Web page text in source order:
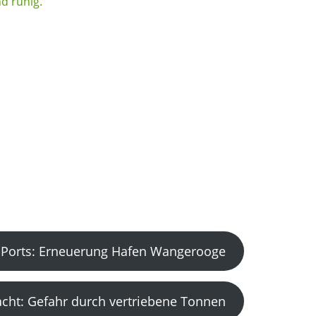
Erneuerung Hafen Wangerooge
Gefahr durch vertriebene Tonnen